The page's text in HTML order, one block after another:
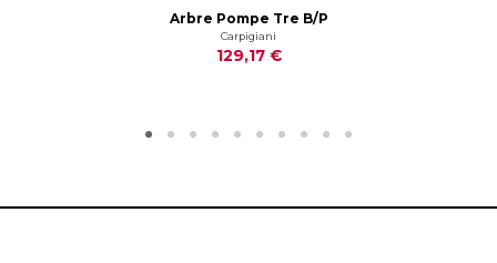
Arbre Pompe Tre B/P
Carpigiani
129,17 €